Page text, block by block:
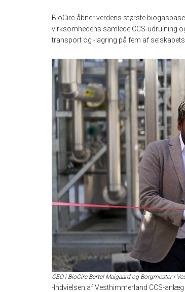
BioCirc åbner verdens største
virksomhedens samlede CCS-udrulning
transport og -lagring på fem af
CEO i BioCirc Bertel Maigaard og Borgmester i
-Indvielsen af Vesthimmerland CCS-